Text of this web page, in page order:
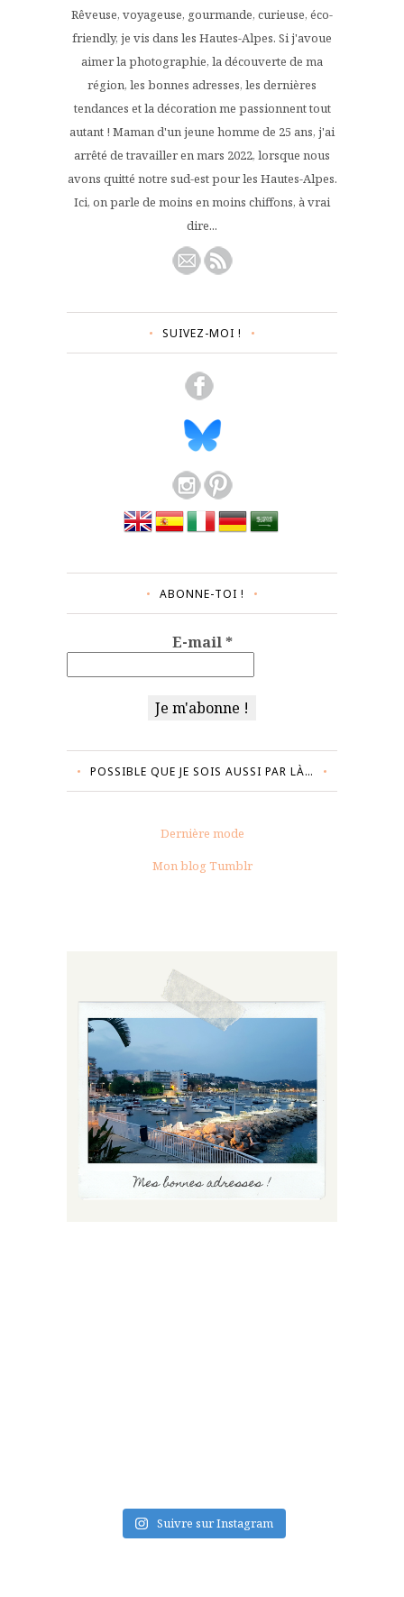
Rêveuse, voyageuse, gourmande, curieuse, éco-
friendly, je vis dans les Hautes-Alpes. Si j'avoue
aimer la photographie, la découverte de ma
région, les bonnes adresses, les dernières
tendances et la décoration me passionnent tout
autant ! Maman d'un jeune homme de 25 ans, j'ai
arrêté de travailler en mars 2022, lorsque nous
avons quitté notre sud-est pour les Hautes-Alpes.
Ici, on parle de moins en moins chiffons, à vrai
dire...
SUIVEZ-MOI !
ABONNE-TOI !
E-mail*
POSSIBLE QUE JE SOIS AUSSI PAR LÀ…
Dernière mode
Mon blog Tumblr
Suivre sur Instagram